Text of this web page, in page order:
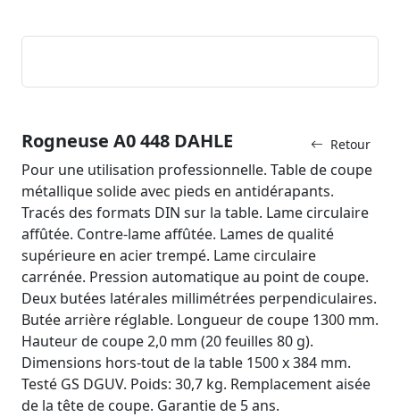
Retour
Rogneuse A0 448 DAHLE
Pour une utilisation professionnelle. Table de coupe
métallique solide avec pieds en antidérapants.
Tracés des formats DIN sur la table. Lame circulaire
affûtée. Contre-lame affûtée. Lames de qualité
supérieure en acier trempé. Lame circulaire
carrénée. Pression automatique au point de coupe.
Deux butées latérales millimétrées perpendiculaires.
Butée arrière réglable. Longueur de coupe 1300 mm.
Hauteur de coupe 2,0 mm (20 feuilles 80 g).
Dimensions hors-tout de la table 1500 x 384 mm.
Testé GS DGUV. Poids: 30,7 kg. Remplacement aisée
de la tête de coupe. Garantie de 5 ans.